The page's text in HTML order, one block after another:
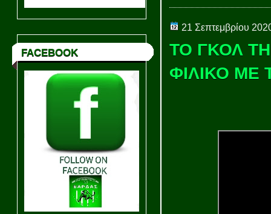
FACEBOOK
21 Σεπτεμβρίου
ΤΟ ΓΚΟΛ
ΦΙΛΙΚΟ ΜΕ